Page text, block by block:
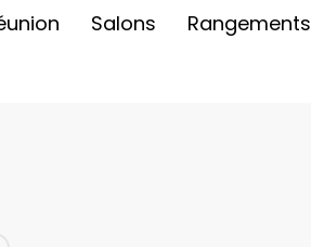
Salons Rangements